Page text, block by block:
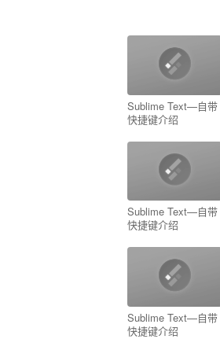
Sublime Text—自带
快捷键介绍
Sublime Text—自带
快捷键介绍
Sublime Text—自带
快捷键介绍